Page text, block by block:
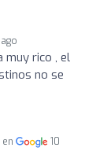
muy rico , el
no se
en
10